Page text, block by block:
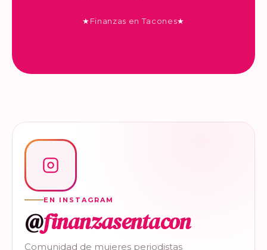
★Finanzas en Tacones★
EN INSTAGRAM
@finanzasentacon
Comunidad de mujeres periodistas